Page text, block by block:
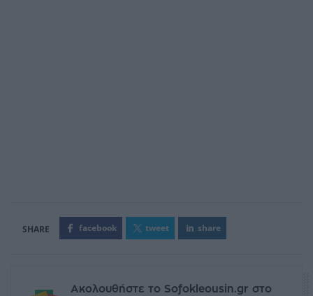
facebook tweet share
Ακολουθήστε το Sofokleousin.gr στο